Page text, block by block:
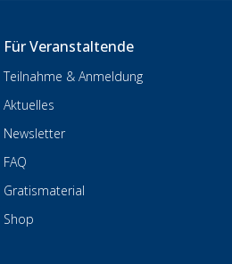
Für Veranstaltende
Teilnahme & Anmeldung
Aktuelles
Newsletter
FAQ
Gratismaterial
Shop